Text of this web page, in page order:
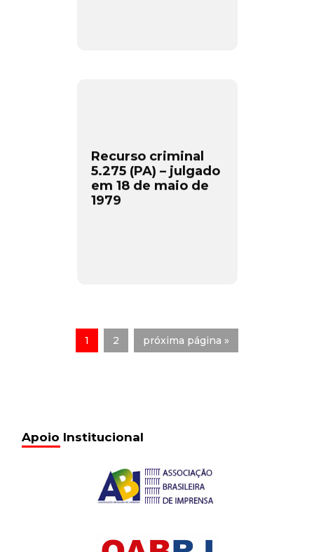
Recurso criminal
5.275 (PA) – julgado
em 18 de maio de
1979
1 2 próxima página »
Apoio Institucional